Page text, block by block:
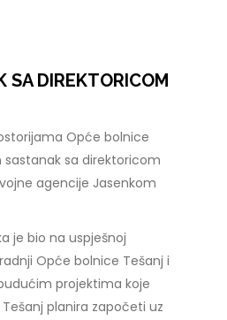
SA DIREKTORICOM
Opće bolnice
sastanak sa direktoricom
agencije Jasenkom
je bio na uspješnoj
Opće bolnice Tešanj i
projektima koje
planira započeti uz